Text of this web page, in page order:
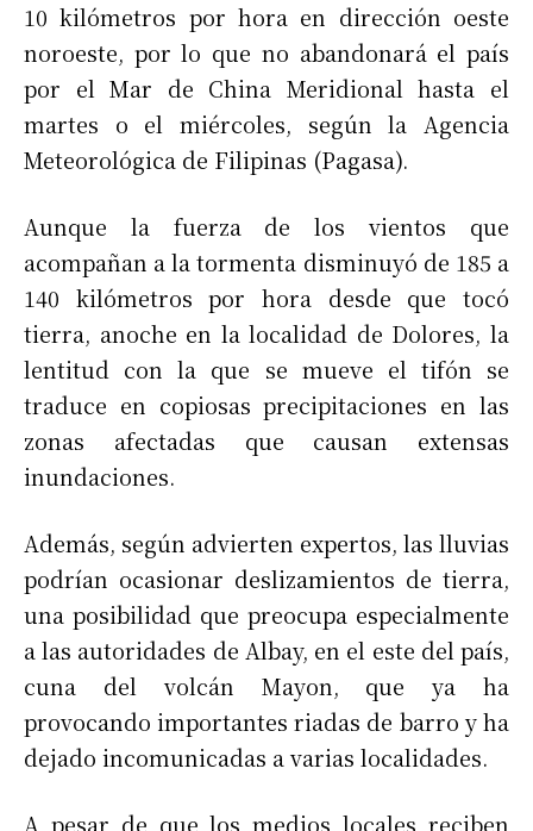
10 kilómetros por hora en dirección oeste
noroeste, por lo que no abandonará el país
por el Mar de China Meridional hasta el
martes o el miércoles, según la Agencia
Meteorológica de Filipinas (Pagasa).
Aunque la fuerza de los vientos que
acompañan a la tormenta disminuyó de 185 a
140 kilómetros por hora desde que tocó
tierra, anoche en la localidad de Dolores, la
lentitud con la que se mueve el tifón se
traduce en copiosas precipitaciones en las
zonas afectadas que causan extensas
inundaciones.
Además, según advierten expertos, las lluvias
podrían ocasionar deslizamientos de tierra,
una posibilidad que preocupa especialmente
a las autoridades de Albay, en el este del país,
cuna del volcán Mayon, que ya ha
provocando importantes riadas de barro y ha
dejado incomunicadas a varias localidades.
A pesar de que los medios locales reciben